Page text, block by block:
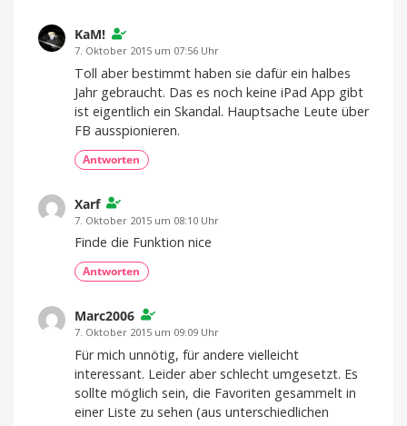
KaM!
7. Oktober 2015 um 07:56 Uhr
Toll aber bestimmt haben sie dafür ein halbes
Jahr gebraucht. Das es noch keine iPad App gibt
ist eigentlich ein Skandal. Hauptsache Leute über
FB ausspionieren.
Antworten
Xarf
7. Oktober 2015 um 08:10 Uhr
Finde die Funktion nice
Antworten
Marc2006
7. Oktober 2015 um 09:09 Uhr
Für mich unnötig, für andere vielleicht
interessant. Leider aber schlecht umgesetzt. Es
sollte möglich sein, die Favoriten gesammelt in
einer Liste zu sehen (aus unterschiedlichen